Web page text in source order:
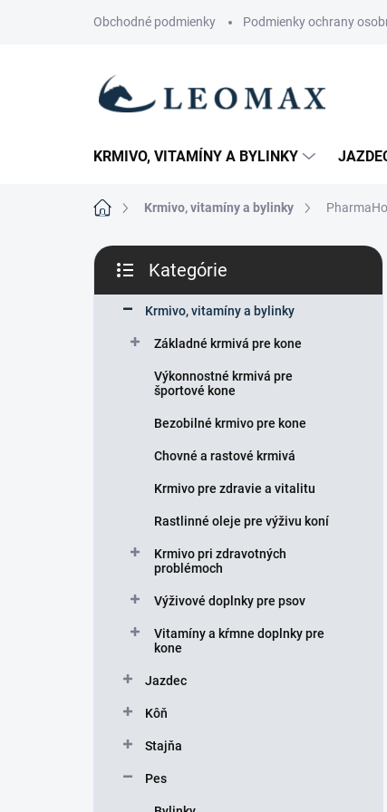
Obchodné podmienky Podmienky ochrany
KRMIVO, VITAMÍNY A BYLINKY
DomovKrmivo, vitamíny a bylinky
B
č
kategórie
Kategórie
Krmivo, vitamíny a bylinky
Základné krmivá pre kone
Výkonnostné krmivá pre
športové kone
Bezobilné krmivo pre kone
Chovné a rastové krmivá
Krmivo pre zdravie a vitalitu
Rastlinné oleje pre výživu koní
Krmivo pri zdravotných
problémoch
Výživové doplnky pre psov
Vitamíny a kŕmne doplnky pre
kone
Jazdec
Kôň
Stajňa
Pes